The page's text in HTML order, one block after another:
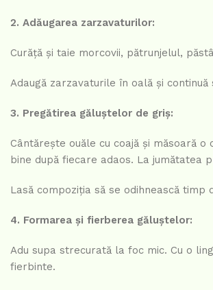
2. Adăugarea zarzavaturilor:
Curăță și taie morcovii, pătrunjelul,
Adaugă zarzavaturile în oală și
3. Pregătirea găluștelor de griș:
Cântărește ouăle cu coajă și măsoară
bine după fiecare adaos. La jumătatea
Lasă compoziția să se odihnească
4. Formarea și fierberea găluștelor:
Adu supa strecurată la foc mic. Cu o
fierbinte.